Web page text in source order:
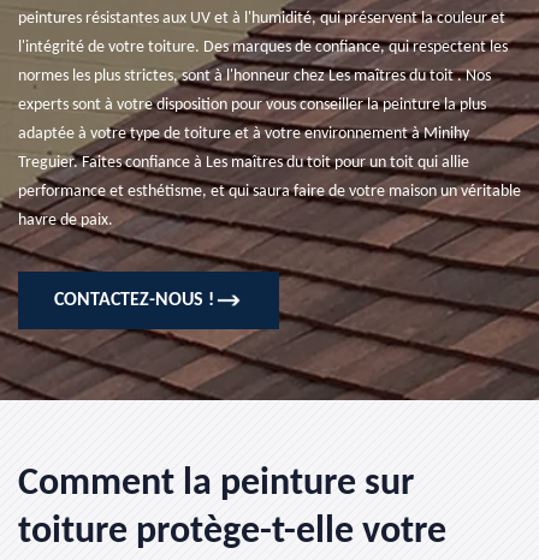
peintures résistantes aux UV et à l'humidité, qui préservent la couleur et
l'intégrité de votre toiture. Des marques de confiance, qui respectent les
normes les plus strictes, sont à l'honneur chez Les maîtres du toit . Nos
experts sont à votre disposition pour vous conseiller la peinture la plus
adaptée à votre type de toiture et à votre environnement à Minihy
Treguier. Faites confiance à Les maîtres du toit pour un toit qui allie
performance et esthétisme, et qui saura faire de votre maison un véritable
havre de paix.
CONTACTEZ-NOUS !
Comment la peinture sur
toiture protège-t-elle votre